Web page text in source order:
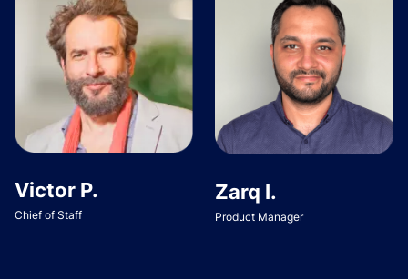
Victor P.
Chief of Staff
Zarq I.
Product Manager